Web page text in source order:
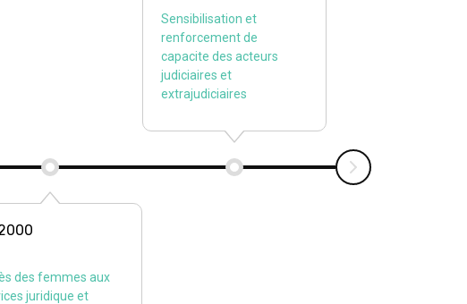
des femmes aux
juridique et
Sensibilisation et
renforcement de
capacite des acteurs
judiciaires et
extrajudiciaires